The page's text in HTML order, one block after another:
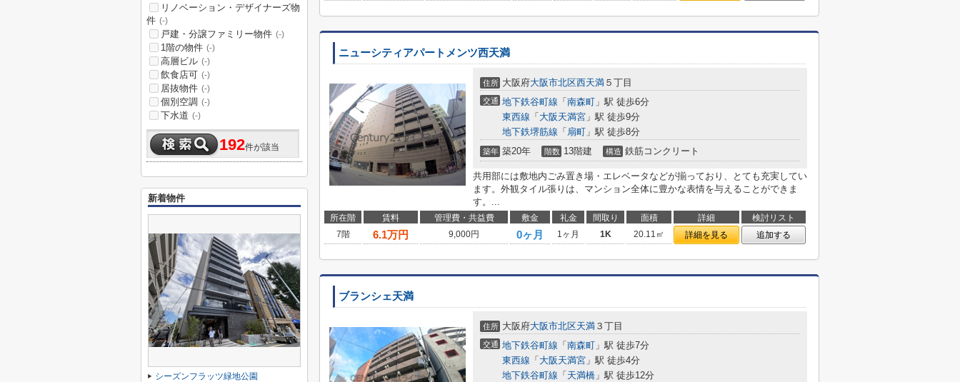
ニューシティアパートメンツ西天満
住所 大阪府大阪市北区西天満 ５丁目
交通 地下鉄谷町線 「 南森町 」駅 徒歩6分
東西線 「 大阪天満宮 」駅 徒歩9分
地下鉄堺筋線 「 扇町 」駅 徒歩8分
築年 築20年 階数 13階建 構造 鉄筋コンクリート
共用部には敷地内ごみ置き場・エレベータなどが揃っており、とても充実してい
ます。外観タイル張りは、マンション全体に豊かな表情を与えることができま
す。...
所在階 賃料 管理費・共益費 敷金 礼金 間取り 面積 詳細
検討リスト
7階
6.1万円 9,000円 0ヶ月 1ヶ月 1K 20.11㎡ 詳細を見る 追加する
ブランシェ天満
住所 大阪府大阪市北区天満 ３丁目
交通 地下鉄谷町線 「 南森町 」駅 徒歩7分
東西線 「 大阪天満宮 」駅 徒歩4分
地下鉄谷町線 「 天満橋 」駅 徒歩12分
リノベーション・デザイナーズ物
件 (-)
戸建・分譲ファミリー物件 (-)
1階の物件 (-)
高層ビル (-)
飲食店可 (-)
居抜物件 (-)
個別空調 (-)
下水道 (-)
192件が該当
新着物件
シーズンフラッツ緑地公園